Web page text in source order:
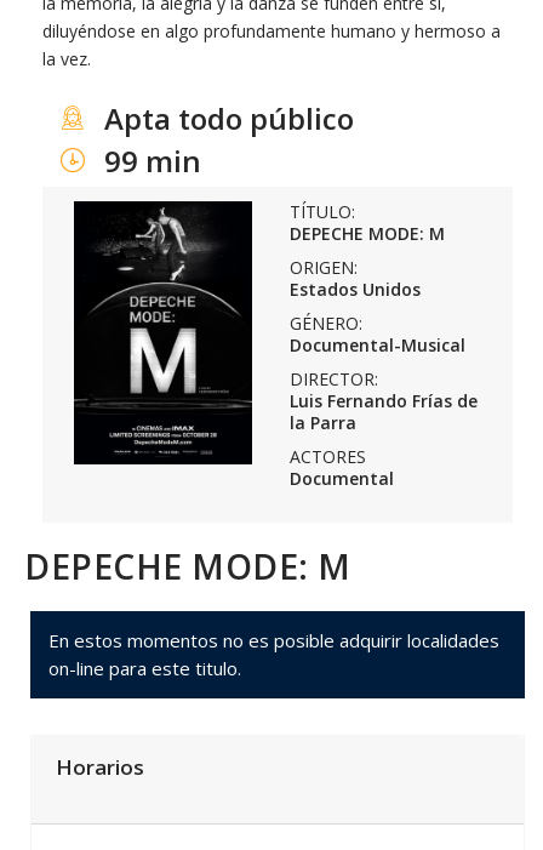
diluyéndose en algo profundamente humano y hermoso a
la vez.
Apta todo público
99 min
TÍTULO:
DEPECHE MODE: M
ORIGEN:
Estados Unidos
GÉNERO:
Documental-Musical
DIRECTOR:
Luis Fernando Frías de
la Parra
ACTORES
Documental
DEPECHE MODE: M
En estos momentos no es posible adquirir localidades
on-line para este titulo.
Horarios